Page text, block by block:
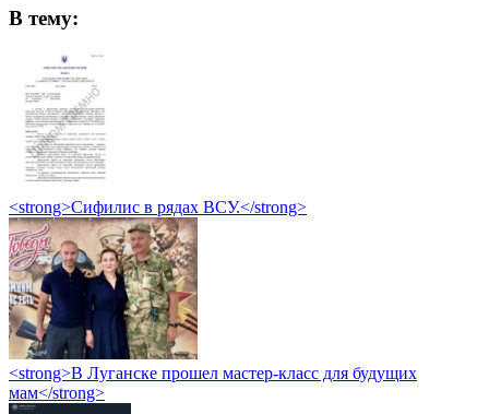
В тему:
<strong>Сифилис в рядах ВСУ.</strong>
<strong>В Луганске прошел мастер-класс для будущих
мам</strong>